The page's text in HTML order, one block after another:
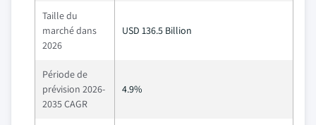
Taille du
marché dans
2026
USD 136.5 Billion
Période de
prévision 2026-
2035 CAGR
4.9%